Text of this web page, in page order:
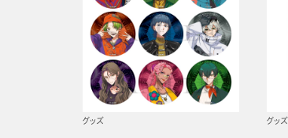
グッズ グッズ